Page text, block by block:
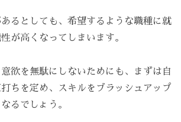
るとしても、希望するような職種に就
が高くなってしまいます。
欲を無駄にしないためにも、まずは自
ちを定め、スキルをブラッシュアップ
るでしょう。